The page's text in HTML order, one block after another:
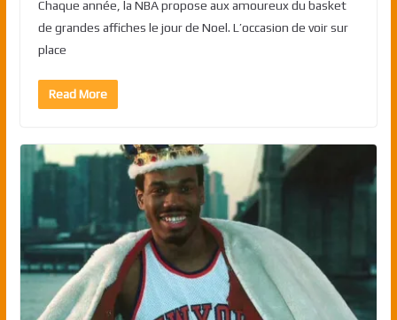
Chaque année, la NBA propose aux amoureux du basket
de grandes affiches le jour de Noel. L’occasion de voir sur
place
Read More